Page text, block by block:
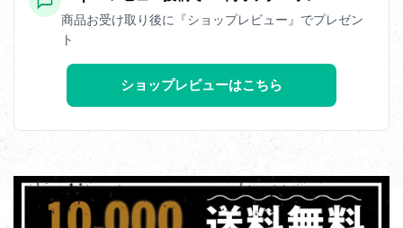
商品お受け取り後に『ショップレビュー』でプレゼン
ト
ショップレビューはこちら